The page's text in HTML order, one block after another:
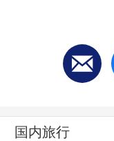
見学時間／9:00
守って拝観して
定休日／なし(教
国内旅行